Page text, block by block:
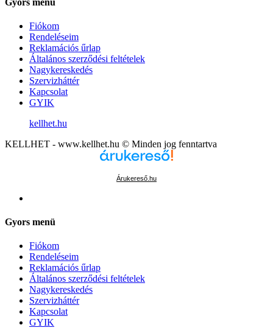
Fiókom
Rendeléseim
Reklamációs űrlap
Általános szerződési feltételek
Nagykereskedés
Szervizháttér
Kapcsolat
GYIK
kellhet.hu
KELLHET - www.kellhet.hu © Minden jog fenntartva
Árukereső.hu
Gyors menü
Fiókom
Rendeléseim
Reklamációs űrlap
Általános szerződési feltételek
Nagykereskedés
Szervizháttér
Kapcsolat
GYIK